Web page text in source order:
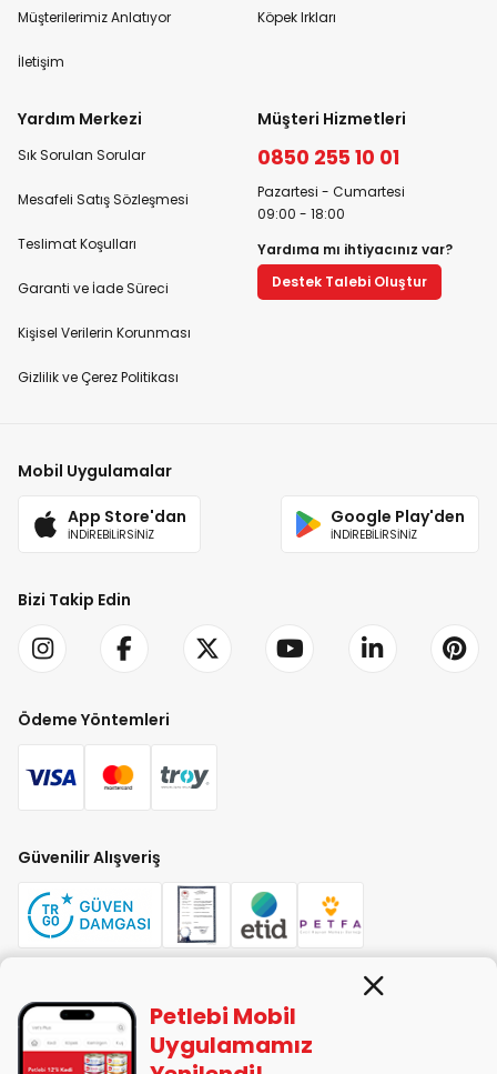
Müşterilerimiz Anlatıyor
İletişim
Köpek Irkları
Yardım Merkezi
Sık Sorulan Sorular
Mesafeli Satış Sözleşmesi
Teslimat Koşulları
Garanti ve İade Süreci
Kişisel Verilerin Korunması
Gizlilik ve Çerez Politikası
Müşteri Hizmetleri
0850 255 10 01
Pazartesi - Cumartesi
09:00 - 18:00
Yardıma mı ihtiyacınız var?
Destek Talebi Oluştur
Mobil Uygulamalar
App Store'dan
İNDİREBİLİRSİNİZ
Google Play'den
İNDİREBİLİRSİNİZ
Bizi Takip Edin
Ödeme Yöntemleri
Güvenilir Alışveriş
PETLEBİ EVCİL HAYVAN ÜRÜNLERİ PAZ. SAN. TİC. LTD. ŞTİ. Alaşarköy Mah.
1. Alaşar Cad. No: 9 Osmangazi/Bursa
7290599225 vergi numarasıyla Uludağ Vergi Dairesi'ne bağlıdır.
Petlebi Mobil
Uygulamamız